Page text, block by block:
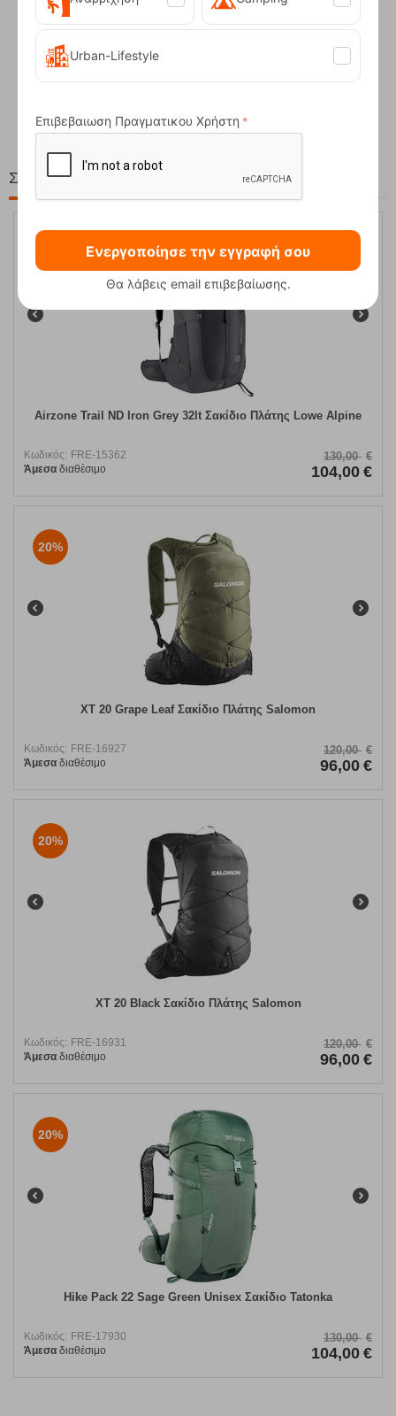
Στη ίδια Τιμή!
Airzone Trail ND Iron Grey 32lt Σακίδιο Πλάτης Lowe Alpine
Κωδικός: FRE-15362
Άμεσα διαθέσιμο
130,00 €
104,00 €
20%
XT 20 Grape Leaf Σακίδιο Πλάτης Salomon
Κωδικός: FRE-16927
Άμεσα διαθέσιμο
120,00 €
96,00 €
20%
XT 20 Black Σακίδιο Πλάτης Salomon
Κωδικός: FRE-16931
Άμεσα διαθέσιμο
120,00 €
96,00 €
20%
Hike Pack 22 Sage Green Unisex Σακίδιο Tatonka
Κωδικός: FRE-17930
Άμεσα διαθέσιμο
130,00 €
104,00 €
Urban-Lifestyle
Επιβεβαιωση Πραγματικου Χρήστη
Ενεργοποίησε την εγγραφή σου
Θα λάβεις email επιβεβαίωσης.